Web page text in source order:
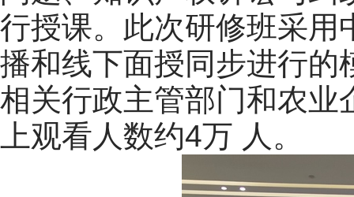
行授课。此次研修班采用
播和线下面授同步进行的
相关行政主管部门和农业
上观看人数约4万 人。